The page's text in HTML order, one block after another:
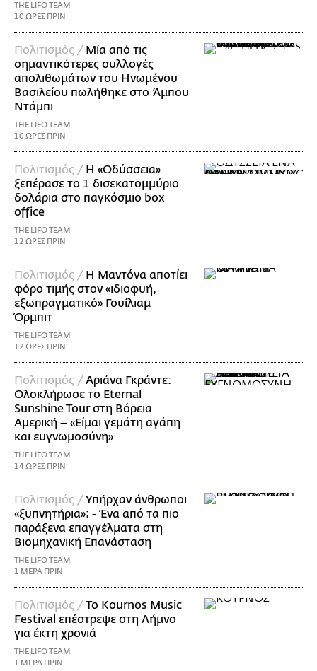
THE LIFO TEAM
10 ΩΡΕΣ ΠΡΙΝ
Πολιτισμός / Μία από τις
σημαντικότερες συλλογές
απολιθωμάτων του Ηνωμένου
Βασιλείου πωλήθηκε στο Άμπου
Ντάμπι
THE LIFO TEAM
10 ΩΡΕΣ ΠΡΙΝ
Πολιτισμός / Η «Οδύσσεια»
ξεπέρασε το 1 δισεκατομμύριο
δολάρια στο παγκόσμιο box
office
THE LIFO TEAM
12 ΩΡΕΣ ΠΡΙΝ
Πολιτισμός / Η Μαντόνα αποτίει
φόρο τιμής στον «ιδιοφυή,
εξωπραγματικό» Γουίλιαμ
Όρμπιτ
THE LIFO TEAM
12 ΩΡΕΣ ΠΡΙΝ
Πολιτισμός /Αριάνα Γκράντε:
Ολοκλήρωσε το Eternal
Sunshine Tour στη Βόρεια
Αμερική – «Είμαι γεμάτη αγάπη
και ευγνωμοσύνη»
THE LIFO TEAM
14 ΩΡΕΣ ΠΡΙΝ
Πολιτισμός /Υπήρχαν άνθρωποι
«ξυπνητήρια»; - Ένα από τα πιο
παράξενα επαγγέλματα στη
Βιομηχανική Επανάσταση
THE LIFO TEAM
1 ΜΕΡΑ ΠΡΙΝ
Πολιτισμός /Το Kournos Music
Festival επέστρεψε στη Λήμνο
για έκτη χρονιά
THE LIFO TEAM
1 ΜΕΡΑ ΠΡΙΝ